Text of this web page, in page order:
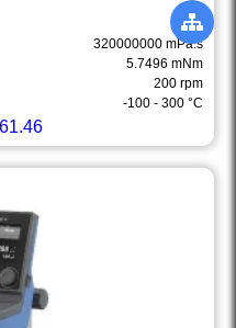
320000000 mPa.s
5.7496 mNm
200 rpm
-100 - 300 °C